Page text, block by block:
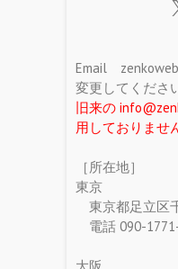
Email
変更してくださ
旧来の
用しておりませ
［所在地］
東京
東京都足立区
電話 090-